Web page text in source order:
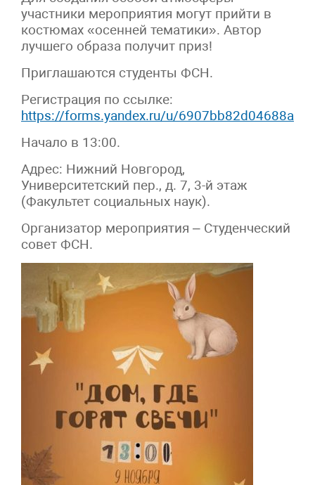
участники мероприятия могут прийти в
костюмах «осенней тематики». Автор
лучшего образа получит приз!
Приглашаются студенты ФСН.
Регистрация по ссылке:
https://forms.yandex.ru/u/
Начало в 13:00.
Адрес: Нижний Новгород,
Университетский пер., д. 7, 3-й этаж
(Факультет социальных наук).
Организатор мероприятия – Студенческий
совет ФСН.